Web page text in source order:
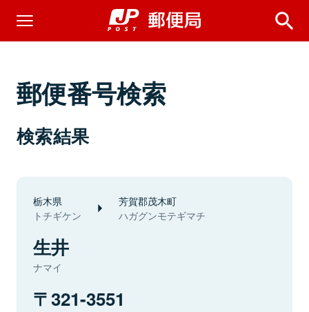
郵便番号検索
検索結果
栃木県
トチギケン
芳賀郡茂木町
ハガグンモテギマチ
生井
ナマイ
321-3551